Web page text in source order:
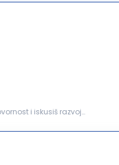
i iskusiš razvoj